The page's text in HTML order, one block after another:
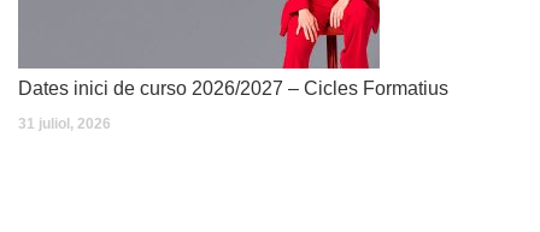
Dates inici de curso 2026/2027 – Cicles Formatius
31 juliol, 2026